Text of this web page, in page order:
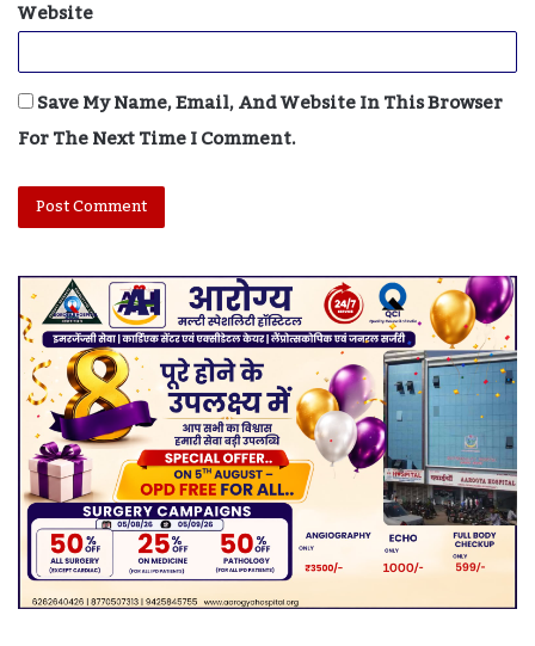
Website
Save My Name, Email, And Website In This Browser
For The Next Time I Comment.